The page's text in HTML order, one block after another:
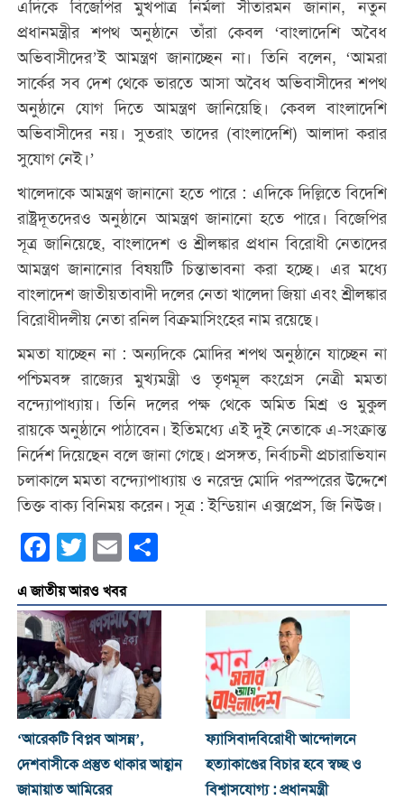
এদিকে বিজেপির মুখপাত্র নির্মলা সীতারমন জানান, নতুন
প্রধানমন্ত্রীর শপথ অনুষ্ঠানে তাঁরা কেবল ‘বাংলাদেশি অবৈধ
অভিবাসীদের’ই আমন্ত্রণ জানাচ্ছেন না। তিনি বলেন, ‘আমরা
সার্কের সব দেশ থেকে ভারতে আসা অবৈধ অভিবাসীদের শপথ
অনুষ্ঠানে যোগ দিতে আমন্ত্রণ জানিয়েছি। কেবল বাংলাদেশি
অভিবাসীদের নয়। সুতরাং তাদের (বাংলাদেশি) আলাদা করার
সুযোগ নেই।’
খালেদাকে আমন্ত্রণ জানানো হতে পারে : এদিকে দিল্লিতে বিদেশি
রাষ্ট্রদূতদেরও অনুষ্ঠানে আমন্ত্রণ জানানো হতে পারে। বিজেপির
সূত্র জানিয়েছে, বাংলাদেশ ও শ্রীলঙ্কার প্রধান বিরোধী নেতাদের
আমন্ত্রণ জানানোর বিষয়টি চিন্তাভাবনা করা হচ্ছে। এর মধ্যে
বাংলাদেশ জাতীয়তাবাদী দলের নেতা খালেদা জিয়া এবং শ্রীলঙ্কার
বিরোধীদলীয় নেতা রনিল বিক্রমাসিংহের নাম রয়েছে।
মমতা যাচ্ছেন না : অন্যদিকে মোদির শপথ অনুষ্ঠানে যাচ্ছেন না
পশ্চিমবঙ্গ রাজ্যের মুখ্যমন্ত্রী ও তৃণমূল কংগ্রেস নেত্রী মমতা
বন্দ্যোপাধ্যায়। তিনি দলের পক্ষ থেকে অমিত মিশ্র ও মুকুল
রায়কে অনুষ্ঠানে পাঠাবেন। ইতিমধ্যে এই দুই নেতাকে এ-সংক্রান্ত
নির্দেশ দিয়েছেন বলে জানা গেছে। প্রসঙ্গত, নির্বাচনী প্রচারাভিযান
চলাকালে মমতা বন্দ্যোপাধ্যায় ও নরেন্দ্র মোদি পরস্পরের উদ্দেশে
তিক্ত বাক্য বিনিময় করেন। সূত্র : ইন্ডিয়ান এক্সপ্রেস, জি নিউজ।
Facebook
Twitter Email
এ জাতীয় আরও খবর
‘আরেকটি বিপ্লব আসন্ন’,
দেশবাসীকে প্রস্তুত থাকার আহ্বান
জামায়াত আমিরের
ফ্যাসিবাদবিরোধী আন্দোলনে
হত্যাকাণ্ডের বিচার হবে স্বচ্ছ ও
বিশ্বাসযোগ্য : প্রধানমন্ত্রী